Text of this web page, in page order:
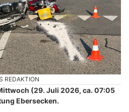
REDAKTION
(29. Juli 2026, ca. 07:05
Ebersecken.